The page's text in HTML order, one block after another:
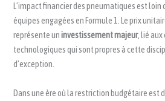
L’impact financier des pneumatiques est loin
équipes engagées en Formule 1. Le prix
représente uninvestissement majeur, lié
technologiques qui sont propres à cette
d’exception.
Dans une ère où la restriction budgétaire est